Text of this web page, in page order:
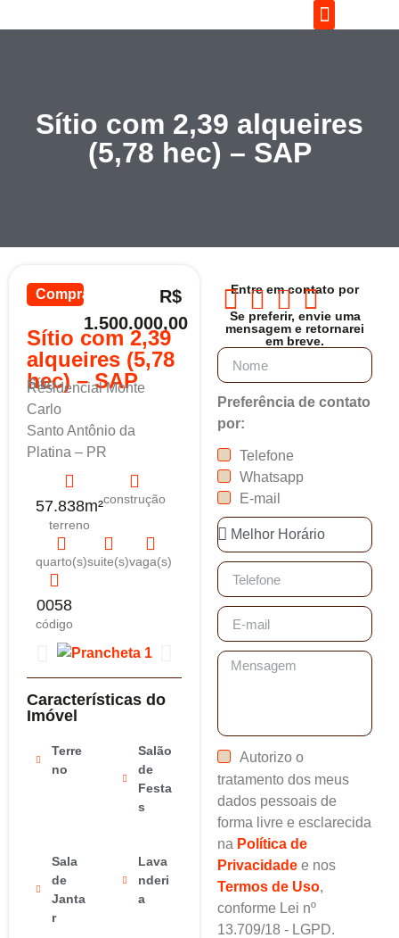
Sítio com 2,39 alqueires
(5,78 hec) – SAP
Comprar
R$
1.500.000,00
Sítio com 2,39
alqueires (5,78
hec) – SAP
Sítio
Residencial Monte
Carlo
Santo Antônio da
Platina – PR
57.838m²
terreno
construção
quarto(s)suite(s)vaga(s)
0058
código
Características do
Imóvel
Terre
no
Salão
de
Festa
s
Sala
de
Janta
r
Lava
nderi
a
Entre em contato por
Se preferir, envie uma
mensagem e retornarei
em breve.
Preferência de contato
por:
Telefone
Whatsapp
E-mail
Autorizo o
tratamento dos meus
dados pessoais de
forma livre e esclarecida
na Política de
Privacidade e nos
Termos de Uso,
conforme Lei nº
13.709/18 - LGPD.